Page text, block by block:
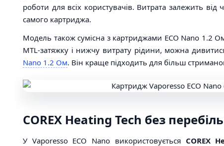
роботи для всіх користувачів. Витрата залежить від
самого картриджа.
Модель також сумісна з картриджами ECO Nano 1.2
MTL-затяжку і нижчу витрату рідини, можна
Nano 1.2 Ом. Він краще підходить для більш
COREX Heating Tech без
У Vaporesso ECO Nano використовується COREX